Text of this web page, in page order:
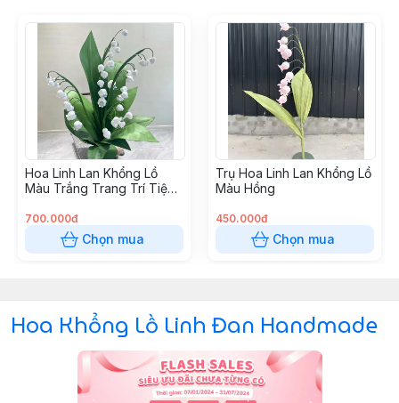
Hoa Linh Lan Khổng Lồ
Màu Trắng Trang Trí Tiệc
700.000đ
Chọn mua
Trụ Hoa Linh Lan Khổng Lồ
Màu Hồng
450.000đ
Chọn mua
Hoa Khổng Lồ Linh Đan Handmade